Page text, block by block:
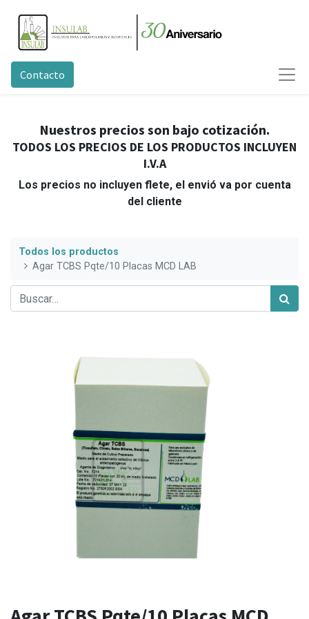
Contacto
Nuestros precios son bajo cotización.
TODOS LOS PRECIOS DE LOS PRODUCTOS INCLUYEN
I.V.A
Los precios no incluyen flete, el envió va por cuenta
del cliente
Todos los productos
Agar TCBS Pqte/10 Placas MCD LAB